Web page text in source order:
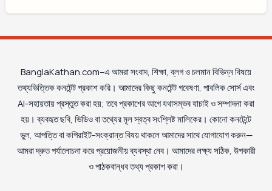
BanglaKathan.com–এ আমরা সংবাদ, শিক্ষা, ব্লগ ও চলমান বিভিন্ন বিষয়ে
তথ্যভিত্তিক কনটেন্ট প্রকাশ করি। আমাদের কিছু কনটেন্ট গবেষণা, পাবলিক সোর্স এবং
AI-সহায়তায় প্রস্তুত করা হয়; তবে প্রকাশের আগে যথাসম্ভব যাচাই ও সম্পাদনা করা
হয়। ব্যবহৃত ছবি, ভিডিও বা তথ্যের মূল স্বত্ব সংশ্লিষ্ট মালিকের। কোনো কনটেন্টে
ভুল, আপত্তি বা কপিরাইট-সংক্রান্ত বিষয় থাকলে আমাদের সাথে যোগাযোগ করুন—
আমরা দ্রুত পর্যালোচনা করে প্রয়োজনীয় ব্যবস্থা নেব। আমাদের লক্ষ্য সঠিক, উপকারী
ও পাঠকবান্ধব তথ্য প্রকাশ করা।